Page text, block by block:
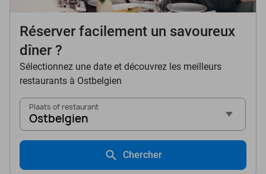
Réserver facilement un savoureux
dîner ?
Sélectionnez une date et découvrez les meilleurs
restaurants à Ostbelgien
Plaats of restaurant
Ostbelgien
Chercher